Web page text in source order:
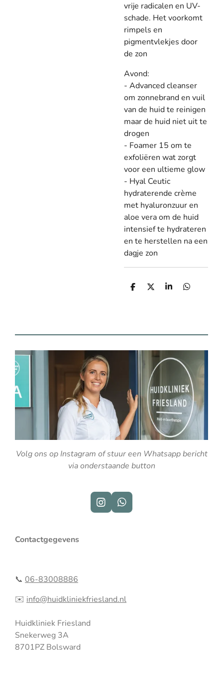
vrije radicalen en UV-
schade. Het voorkomt
rimpels en
pigmentvlekjes door
de zon
Avond:
- Advanced cleanser
om zonnebrand en vuil
van de huid te reinigen
maar de huid niet uit te
drogen
- Foamer 15 om te
exfoliëren wat zorgt
voor een ultieme glow
- Hyal Ceutic
hydraterende crème
met hyaluronzuur en
aloe vera om de huid
intensief te hydrateren
en te herstellen na een
dagje zon
D
D
S
D
Volg ons op Instagram of stuur een Whatsapp bericht
via onderstaande button
I
n
W
h
Contactgegevens
📞 06-83008886
✉️ info@huidkliniekfriesland.nl
Huidkliniek Friesland
Snekerweg 3A
8701PZ Bolsward